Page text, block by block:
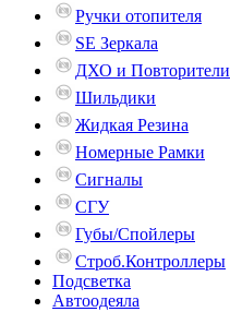
Ручки отопителя
SE Зеркала
ДХО и Повторители
Шильдики
Жидкая Резина
Номерные Рамки
Сигналы
СГУ
Губы/Спойлеры
Строб.Контроллеры
Подсветка
Автоодеяла